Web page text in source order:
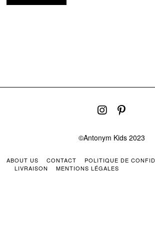
©Antonym Kids 2023
ABOUT US CONTACT POLITIQUE DE
LIVRAISON
MENTIONS LÉGALES